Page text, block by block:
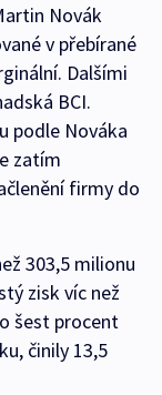
Novák
v přebírané
Dalšími
BCI.
podle Nováka
zatím
firmy do
303,5 milionu
zisk víc než
šest procent
činily 13,5